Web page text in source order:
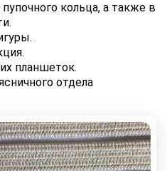
кольца, а также в
планшеток.
отдела